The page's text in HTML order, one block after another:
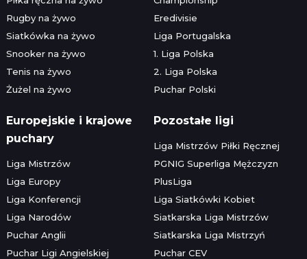
Rugby na żywo
Siatkówka na żywo
Snooker na żywo
Tenis na żywo
Żużel na żywo
Eredivisie
Liga Portugalska
1. Liga Polska
2. Liga Polska
Puchar Polski
Europejskie i krajowe
puchary
Liga Mistrzów
Liga Europy
Liga Konferencji
Liga Narodów
Puchar Anglii
Puchar Ligi Angielskiej
Pozostałe ligi
Liga Mistrzów Piłki Ręcznej
PGNIG Superliga Mężczyzn
PlusLiga
Liga Siatkówki Kobiet
Siatkarska Liga Mistrzów
Siatkarska Liga Mistrzyń
Puchar CEV